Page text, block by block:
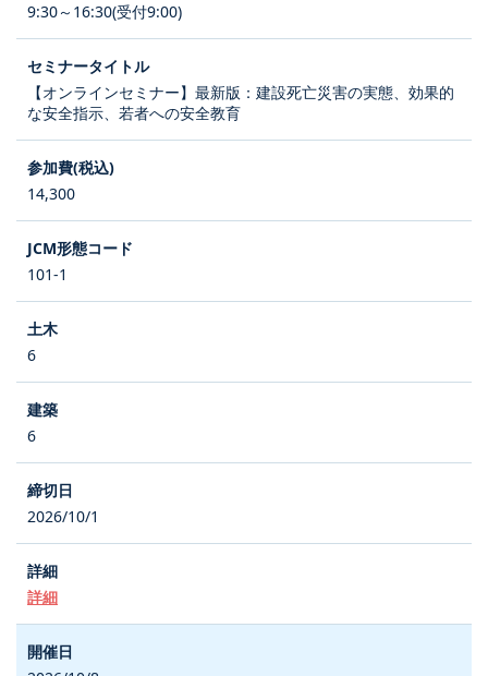
9:30～16:30(受付9:00)
【オンラインセミナー】最新版：建設死亡災害の実態、効果的
な安全指示、若者への安全教育
14,300
101-1
6
6
2026/10/1
詳細